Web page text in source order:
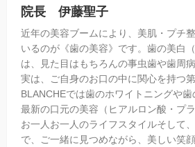
院長 伊藤聖子
近年の美容ブームにより、美肌・プチ
いるのが《歯の美容》です。歯の美白
は、見た目はもちろんの事虫歯や歯周
実は、ご自身のお口の中に関心を持つ
BLANCHEでは歯のホワイトニングや
最新の口元の美容（ヒアルロン酸・プ
お一人お一人のライフスタイルそして
で、ご一緒に見つめながら、美しい笑